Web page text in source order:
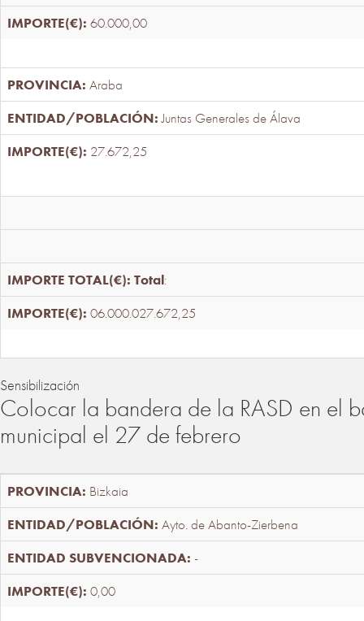
60.000,00
Araba
Juntas Generales de Álava
27.672,25
Total:
06.000.027.672,25
Sensibilización
Colocar la bandera de la RASD en el
municipal el 27 de febrero
Bizkaia
Ayto. de Abanto-Zierbena
-
0,00